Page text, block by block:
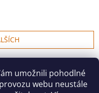
umožnili pohodlné
webu neustále